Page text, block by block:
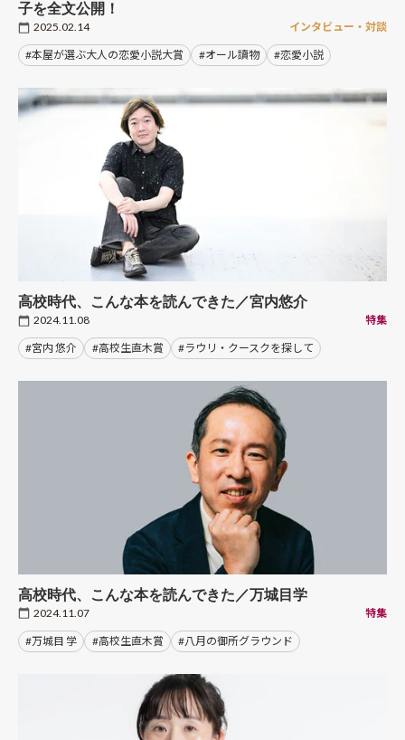
子を全文公開！
2025.02.14 インタビュー・対談
#本屋が選ぶ大人の恋愛小説大賞 #オール讀物 #恋愛小説
高校時代、こんな本を読んできた／宮内悠介
2024.11.08 特集
#宮内 悠介 #高校生直木賞 #ラウリ・クースクを探して
高校時代、こんな本を読んできた／万城目学
2024.11.07 特集
#万城目 学 #高校生直木賞 #八月の御所グラウンド